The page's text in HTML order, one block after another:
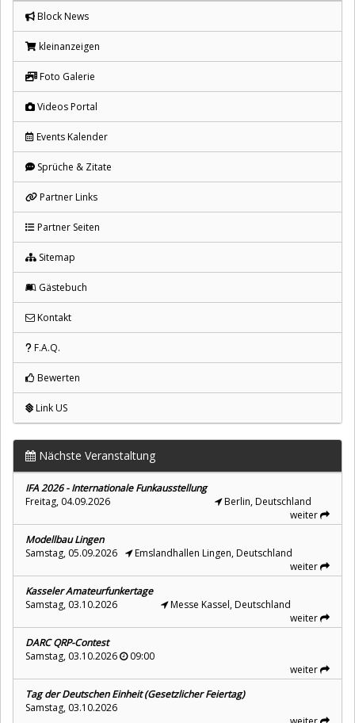
Block News
kleinanzeigen
Foto Galerie
Videos Portal
Events Kalender
Sprüche & Zitate
Partner Links
Partner Seiten
Sitemap
Gästebuch
Kontakt
F.A.Q.
Bewerten
Link US
Nächste Veranstaltung
IFA 2026 - Internationale Funkausstellung
Freitag, 04.09.2026
Berlin, Deutschland
weiter
Modellbau Lingen
Samstag, 05.09.2026
Emslandhallen Lingen, Deutschland
weiter
Kasseler Amateurfunkertage
Samstag, 03.10.2026
Messe Kassel, Deutschland
weiter
DARC QRP-Contest
Samstag, 03.10.2026
09:00
weiter
Tag der Deutschen Einheit (Gesetzlicher Feiertag)
Samstag, 03.10.2026